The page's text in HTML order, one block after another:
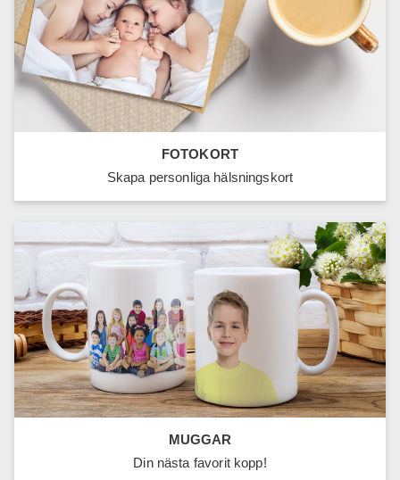
FOTOKORT
Skapa personliga hälsningskort
MUGGAR
Din nästa favorit kopp!